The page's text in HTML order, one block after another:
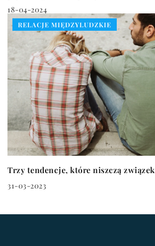
18-04-2024
RELACJE MIĘDZYLUDZKIE
Trzy tendencje, które niszczą związek
31-03-2023